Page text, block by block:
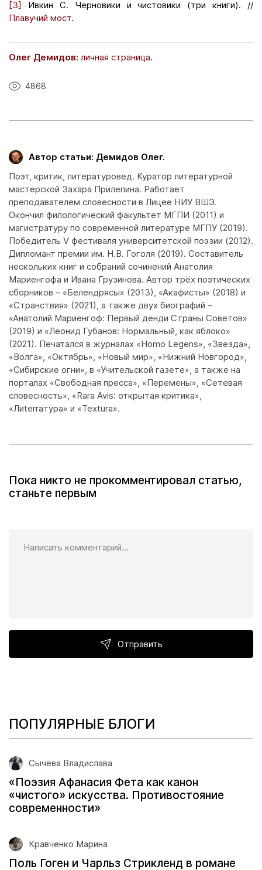
[3]
Ивкин С. Черновики и чистовики (три книги). //
Плавучий мост.
Олег Демидов: личная страница.
4868
Автор статьи: Демидов Олег.
Поэт, критик, литературовед. Куратор литературной
мастерской Захара Прилепина. Работает
преподавателем словесности в Лицее НИУ ВШЭ.
Окончил филологический факультет МГПИ (2011) и
магистратуру по современной литературе МГПУ (2019).
Победитель V фестиваля университетской поэзии (2012).
Дипломант премии им. Н.В. Гоголя (2019). Составитель
нескольких книг и собраний сочинений Анатолия
Мариенгофа и Ивана Грузинова. Автор трёх поэтических
сборников – «Белендрясы» (2013), «Акафисты» (2018) и
«Странствия» (2021), а также двух биографий –
«Анатолий Мариенгоф: Первый денди Страны Советов»
(2019) и «Леонид Губанов: Нормальный, как яблоко»
(2021). Печатался в журналах «Homo Legens», «Звезда»,
«Волга», «Октябрь», «Новый мир», «Нижний Новгород»,
«Сибирские огни», в «Учительской газете», а также на
порталах «Свободная пресса», «Перемены», «Сетевая
словесность», «Rara Avis: открытая критика»,
«Лиterraтура» и «Textura».
Пока никто не прокомментировал статью,
станьте первым
Отправить
ПОПУЛЯРНЫЕ БЛОГИ
Сычёва Владислава
«Поэзия Афанасия Фета как канон
«чистого» искусства. Противостояние
современности»
Кравченко Марина
Поль Гоген и Чарльз Стрикленд в романе